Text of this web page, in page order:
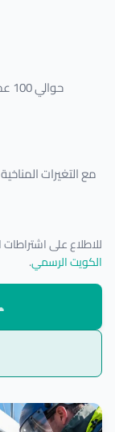
حوالي 100 عميل في النسيم يثق بخدماتنا بشكل منتظم
للاطلاع على
الكويت الرسمي.